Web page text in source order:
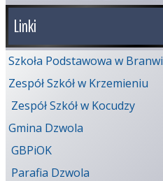
Linki
Szkoła Podstawowa w Branwi
Zespół Szkół w Krzemieniu
Zespół Szkół w Kocudzy
Gmina Dzwola
GBPiOK
Parafia Dzwola